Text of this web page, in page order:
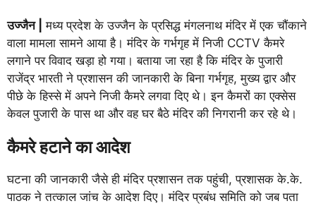
उज्जैन |
मध्य प्रदेश के उज्जैन के प्रसिद्ध मंगलनाथ मंदिर में एक चौंकाने
वाला मामला सामने आया है। मंदिर के गर्भगृह में निजी CCTV कैमरे
लगाने पर विवाद खड़ा हो गया। बताया जा रहा है कि मंदिर के पुजारी
राजेंद्र भारती ने प्रशासन की जानकारी के बिना गर्भगृह, मुख्य द्वार और
पीछे के हिस्से में अपने निजी कैमरे लगवा दिए थे। इन कैमरों का एक्सेस
केवल पुजारी के पास था और वह घर बैठे मंदिर की निगरानी कर रहे थे।
कैमरे हटाने का आदेश
घटना की जानकारी जैसे ही मंदिर प्रशासन तक पहुंची, प्रशासक के.के.
पाठक ने तत्काल जांच के आदेश दिए। मंदिर प्रबंध समिति को जब पता